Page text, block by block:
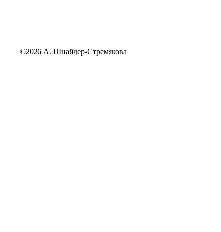
©2026 А. Шнайдер-Стремякова